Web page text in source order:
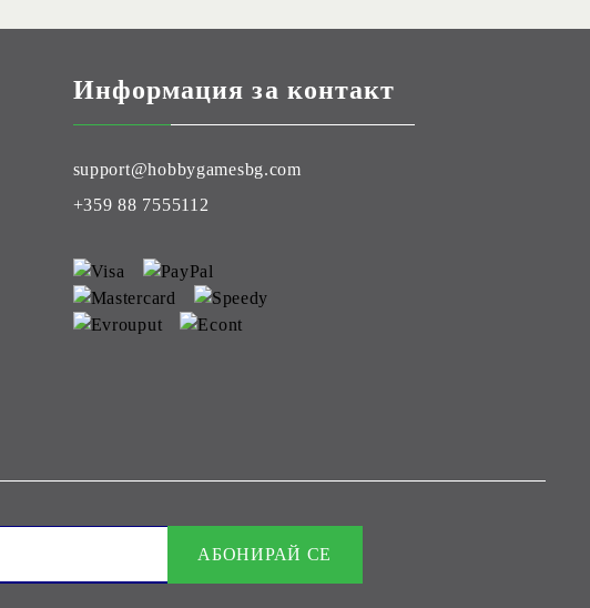
Информация за контакт
support@hobbygamesbg.com
+359 88 7555112